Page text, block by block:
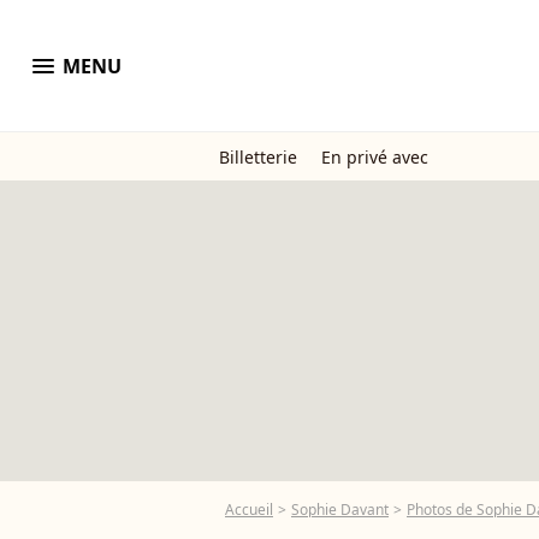
menu MENU
Billetterie En privé avec
Accueil Sophie Davant Photos de Sophie